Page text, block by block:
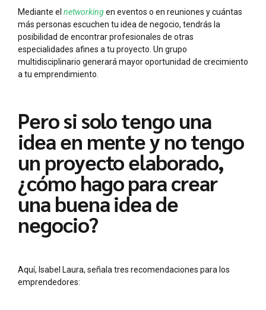
Mediante el networkingen eventos o en reuniones y cuántas
más personas escuchen tu idea de negocio, tendrás la
posibilidad de encontrar profesionales de otras
especialidades afines a tu proyecto. Un grupo
multidisciplinario generará mayor oportunidad de crecimiento
a tu emprendimiento.
Pero si solo tengo una
idea en mente y no tengo
un proyecto elaborado,
¿cómo hago para crear
una buena idea de
negocio?
Aquí, Isabel Laura, señala tres recomendaciones para los
emprendedores: